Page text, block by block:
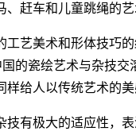
、赶车和儿童跳绳的艺
美术和形体技巧的
国的瓷绘艺术与杂技交
样给人以传统艺术的美
有极大的适应性，表